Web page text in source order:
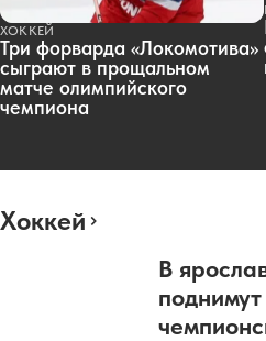
ХОККЕЙ
Три форварда «Локомотива»
сыграют в прощальном
матче олимпийского
чемпиона
Хоккей
В